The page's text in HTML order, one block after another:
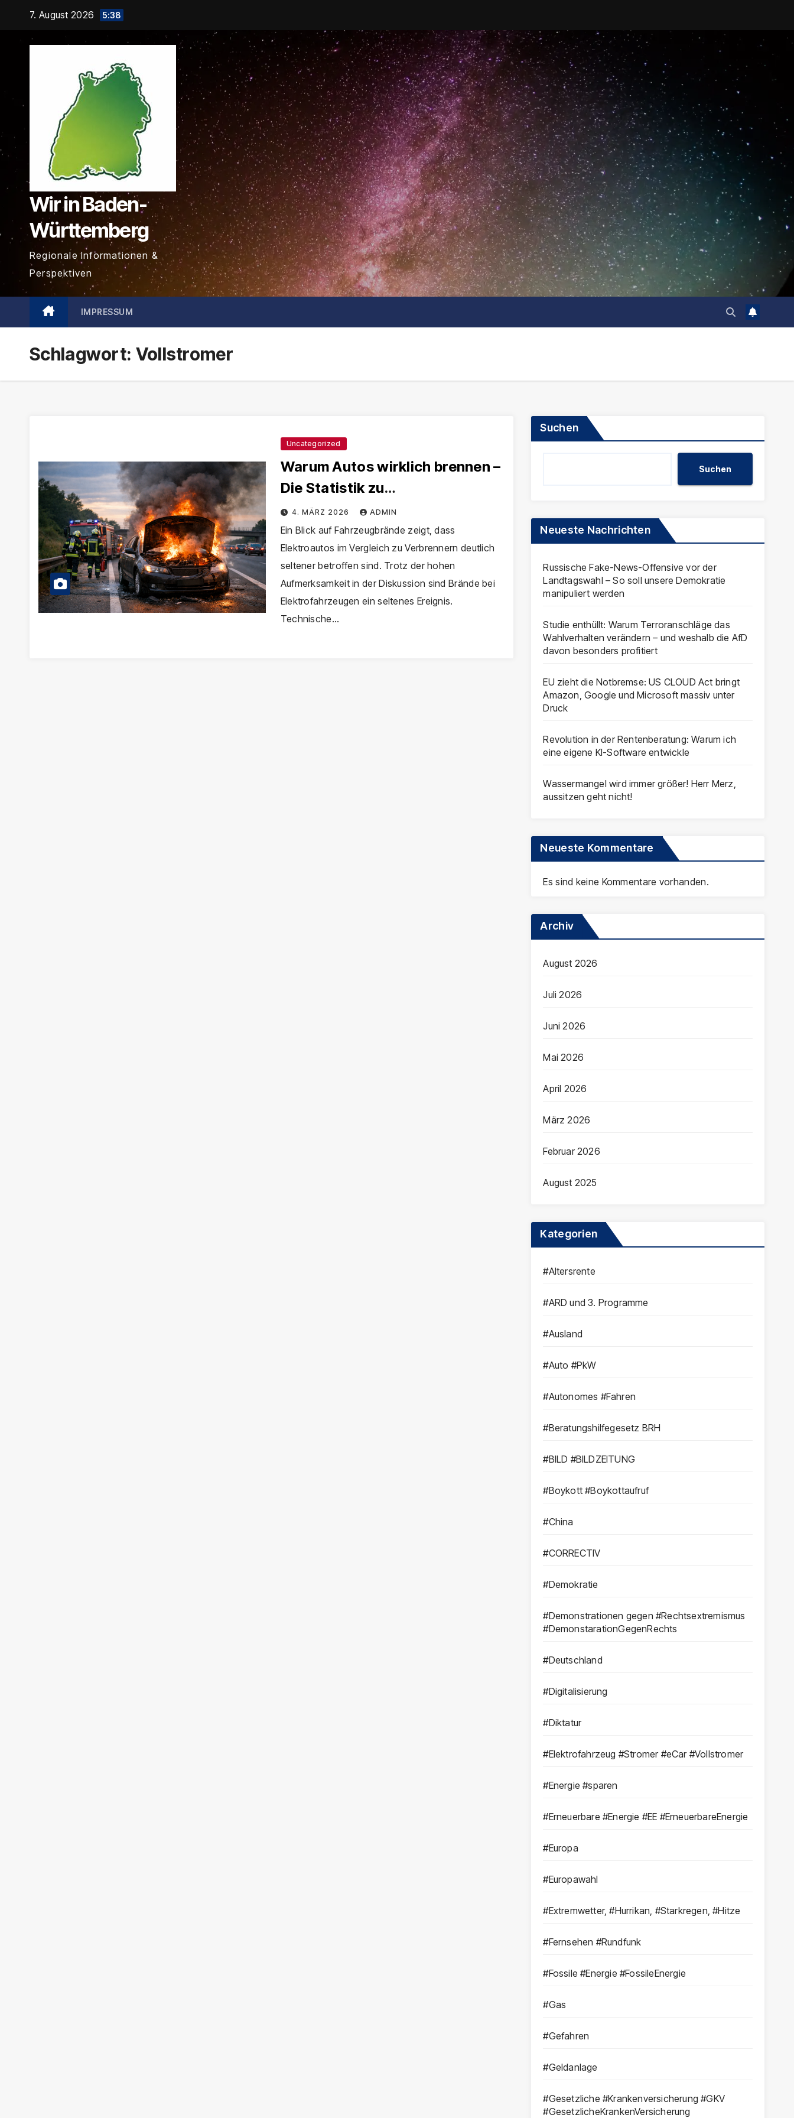
springen
7. August 2026 5:38
Wir in Baden-
Württemberg
Regionale Informationen &
Perspektiven
IMPRESSUM
Schlagwort: Vollstromer
Uncategorized
Warum Autos wirklich brennen –
Die Statistik zu
Fahrzeugbränden in
Deutschland
4. MÄRZ 2026 ADMIN
Ein Blick auf Fahrzeugbrände zeigt, dass
Elektroautos im Vergleich zu Verbrennern deutlich
seltener betroffen sind. Trotz der hohen
Aufmerksamkeit in der Diskussion sind Brände bei
Elektrofahrzeugen ein seltenes Ereignis.
Technische…
Suchen
Suchen
Neueste Nachrichten
Russische Fake-News-Offensive vor der
Landtagswahl – So soll unsere Demokratie
manipuliert werden
Studie enthüllt: Warum Terroranschläge das
Wahlverhalten verändern – und weshalb die AfD
davon besonders profitiert
EU zieht die Notbremse: US CLOUD Act bringt
Amazon, Google und Microsoft massiv unter
Druck
Revolution in der Rentenberatung: Warum ich
eine eigene KI-Software entwickle
Wassermangel wird immer größer! Herr Merz,
aussitzen geht nicht!
Neueste Kommentare
Es sind keine Kommentare vorhanden.
Archiv
August 2026
Juli 2026
Juni 2026
Mai 2026
April 2026
März 2026
Februar 2026
August 2025
Kategorien
#Altersrente
#ARD und 3. Programme
#Ausland
#Auto #PkW
#Autonomes #Fahren
#Beratungshilfegesetz BRH
#BILD #BILDZEITUNG
#Boykott #Boykottaufruf
#China
#CORRECTIV
#Demokratie
#Demonstrationen gegen #Rechtsextremismus
#DemonstarationGegenRechts
#Deutschland
#Digitalisierung
#Diktatur
#Elektrofahrzeug #Stromer #eCar #Vollstromer
#Energie #sparen
#Erneuerbare #Energie #EE #ErneuerbareEnergie
#Europa
#Europawahl
#Extremwetter, #Hurrikan, #Starkregen, #Hitze
#Fernsehen #Rundfunk
#Fossile #Energie #FossileEnergie
#Gas
#Gefahren
#Geldanlage
#Gesetzliche #Krankenversicherung #GKV
#GesetzlicheKrankenVersicherung